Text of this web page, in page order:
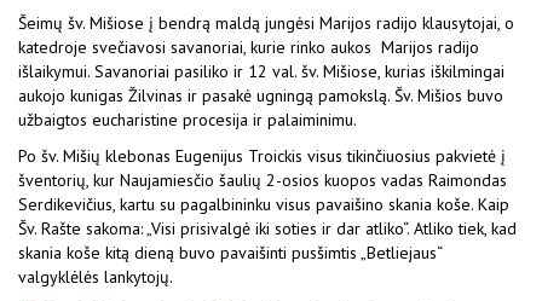
Šeimų šv. Mišiose į bendrą maldą jungėsi Marijos radijo klausytojai, o
katedroje svečiavosi savanoriai, kurie rinko aukos Marijos radijo
išlaikymui. Savanoriai pasiliko ir 12 val. šv. Mišiose, kurias iškilmingai
aukojo kunigas Žilvinas ir pasakė ugningą pamokslą. Šv. Mišios buvo
užbaigtos eucharistine procesija ir palaiminimu.
Po šv. Mišių klebonas Eugenijus Troickis visus tikinčiuosius pakvietė į
šventorių, kur Naujamiesčio šaulių 2-osios kuopos vadas Raimondas
Serdikevičius, kartu su pagalbininku visus pavaišino skania koše. Kaip
Šv. Rašte sakoma: „Visi prisivalgė iki soties ir dar atliko“. Atliko tiek, kad
skania koše kitą dieną buvo pavaišinti pusšimtis „Betliejaus“
valgyklėlės lankytojų.